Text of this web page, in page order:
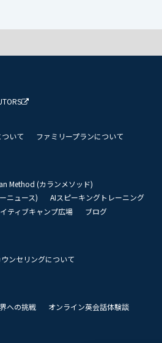
いて
ファミリープランについて
Method (カランメソッド)
ニュース)
AIスピーキングトレーニング
ティブキャンプ広場
ブログ
ウンセリングについて
への挑戦
オンライン英会話体験談